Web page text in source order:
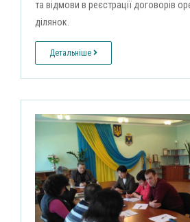
та відмови в реєстрації договорів
ділянок.
Детальніше